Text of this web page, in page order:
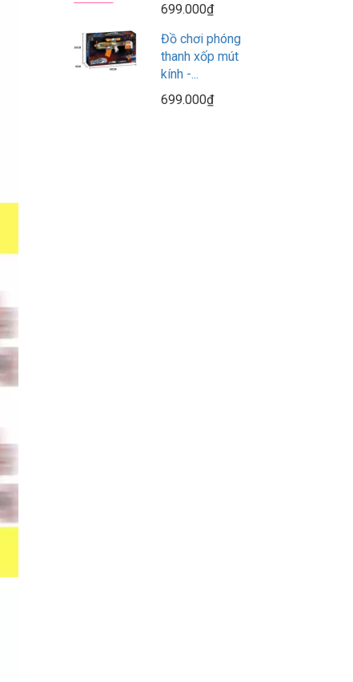
699.000₫
Đồ chơi phóng
thanh xốp mút
kính -...
699.000₫